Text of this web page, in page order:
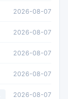
2026-08-07
2026-08-07
2026-08-07
2026-08-07
2026-08-07